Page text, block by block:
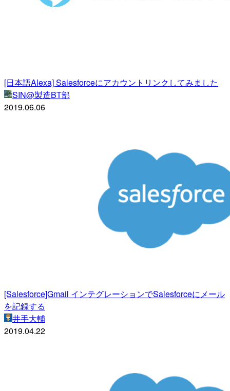
[日本語Alexa] Salesforceにアカウントリンクしてみました
SIN@製造BT部
2019.06.06
[Salesforce]Gmail インテグレーションでSalesforceにメール
を記録する
井手大輔
2019.04.22